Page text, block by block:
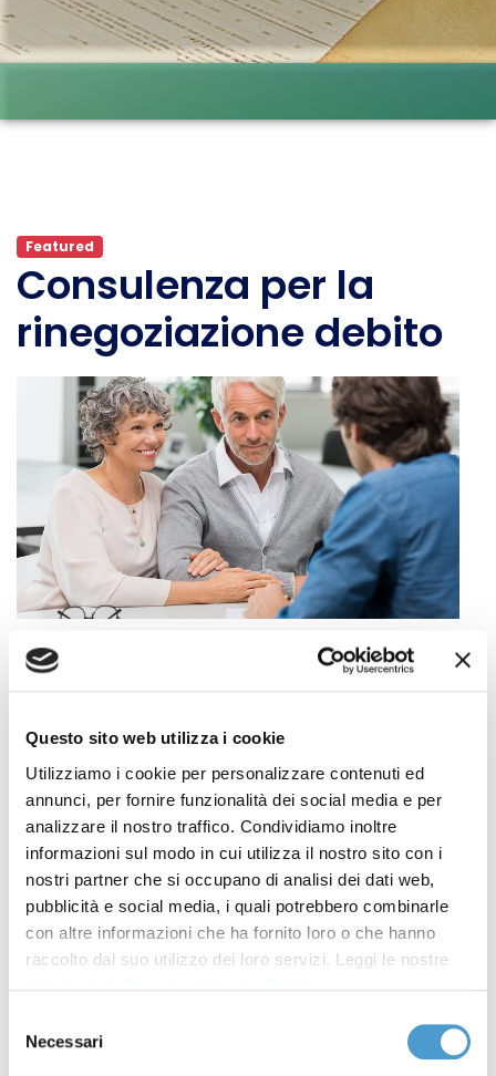
Questo sito web utilizza i cookie
Utilizziamo i cookie per personalizzare contenuti ed
annunci, per fornire funzionalità dei social media e per
analizzare il nostro traffico. Condividiamo inoltre
informazioni sul modo in cui utilizza il nostro sito con i
nostri partner che si occupano di analisi dei dati web,
pubblicità e social media, i quali potrebbero combinarle
con altre informazioni che ha fornito loro o che hanno
raccolto dal suo utilizzo dei loro servizi. Leggi le nostre
delNecessari
Featured
Consulenza per la
rinegoziazione debito
Hai ricevuto una richiesta di pagamento da
parte della tua banca, una bolletta esagerata o
Prima di pagare quanto dovuto, è necessario
verificare che i debiti siano corretti.
I consulenti del debito MC possono verificare la
correttezza dei tuoi contratti bancari, valutando se
sono effettivamente dovuti interessi, commissioni e
spese richiesti. In diversi casi i consumatori hanno
diritto al ricalcolo del debito per l’applicazione di
interessi oltre la soglia d’usura (come spesso
capitato per i prestiti con cessione del quinto dello
stipendio), hanno diritto ad ottenere la restituzione di